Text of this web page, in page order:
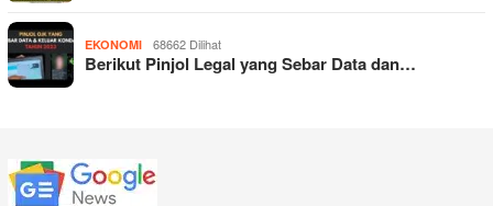
EKONOMI 68662 Dilihat
Berikut Pinjol Legal yang Sebar Data dan…